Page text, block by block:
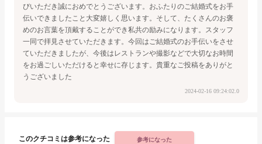
びいただき誠におめでとうございます。 おふたりのご結婚式をお手
伝いできましたこと大変嬉しく思います。 そして、たくさんのお褒
めのお言葉を頂戴することができ私共の励みになります。
スタッフ
一同で拝見させていただきます。 今回はご結婚式のお手伝いをさせ
ていただきましたが、今後はレストランや撮影などで大切なお時間
をお過ごしいただけると幸せに存じます。 貴重なご投稿をありがと
うございました
2024-02-16 09:24:02.0
このクチコミは参考になった 参考になった